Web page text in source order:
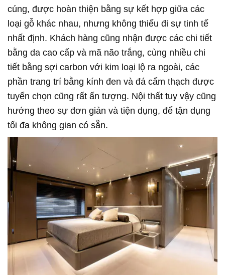
cúng, được hoàn thiện bằng sự kết hợp giữa các
loại gỗ khác nhau, nhưng không thiếu đi sự tinh tế
nhất định. Khách hàng cũng nhận được các chi tiết
bằng da cao cấp và mã não trắng, cùng nhiều chi
tiết bằng sợi carbon với kim loại lộ ra ngoài, các
phần trang trí bằng kính đen và đá cẩm thạch được
tuyển chọn cũng rất ấn tượng. Nội thất tuy vậy cũng
hướng theo sự đơn giản và tiện dụng, để tận dụng
tối đa không gian có sẵn.